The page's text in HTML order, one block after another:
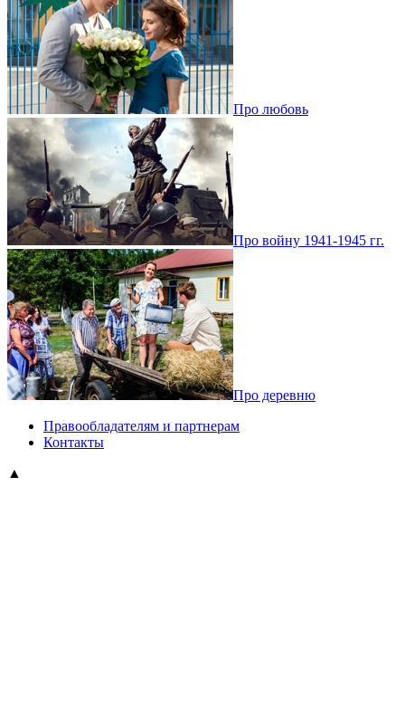
Про любовь
Про войну 1941-1945 гг.
Про деревню
Правообладателям и партнерам
Контакты
▲